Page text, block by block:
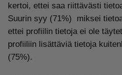
kertoi, ettei saa riittävästi
Suurin syy (71%) miksei
ettei profiilin tietoja ei ole
profiiliin lisättäviä tietoja
(75%).